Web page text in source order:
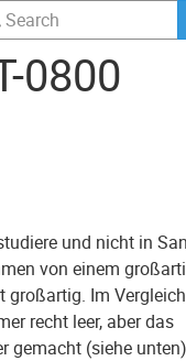
0800
und nicht in
von einem
großartig. Im
recht leer, aber das
gemacht (siehe